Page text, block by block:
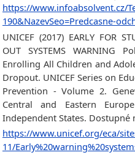
https://www.infoabsolvent.cz/
190&NazevSeo=Predcasne-
UNICEF (2017) EARLY FOR
OUT SYSTEMS WARNING
Enrolling All Children and
Dropout. UNICEF Series on
Prevention - Volume 2.
Central and Eastern
Independent States. Dostupné
https://www.unicef.org/eca/
11/